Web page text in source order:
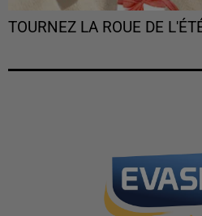
TOURNEZ LA ROUE DE